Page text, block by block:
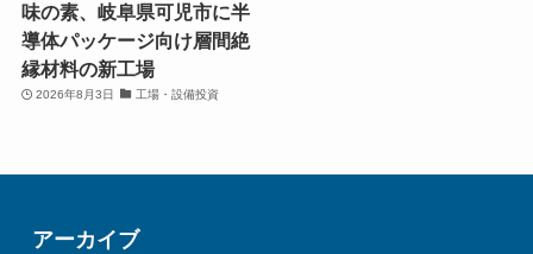
味の素、岐阜県可児市に半
導体パッケージ向け層間絶
縁材料の新工場
2026年8月3日 工場・設備投資
アーカイブ